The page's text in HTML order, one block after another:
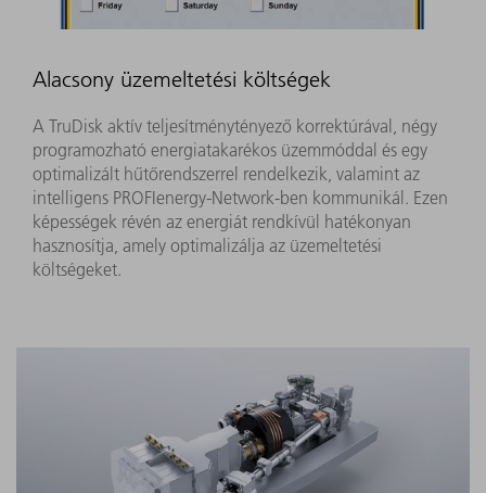
Alacsony üzemeltetési költségek
A TruDisk aktív teljesítménytényező korrektúrával, négy
programozható energiatakarékos üzemmóddal és egy
optimalizált hűtőrendszerrel rendelkezik, valamint az
intelligens PROFIenergy-Network-ben kommunikál. Ezen
képességek révén az energiát rendkívül hatékonyan
hasznosítja, amely optimalizálja az üzemeltetési
költségeket.